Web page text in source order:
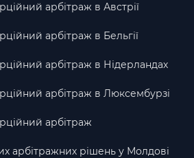
арбітраж в Австрії
арбітраж в Бельгії
арбітраж в Нідерландах
арбітраж в Люксембурзі
арбітраж
арбітражних рішень у Молдові